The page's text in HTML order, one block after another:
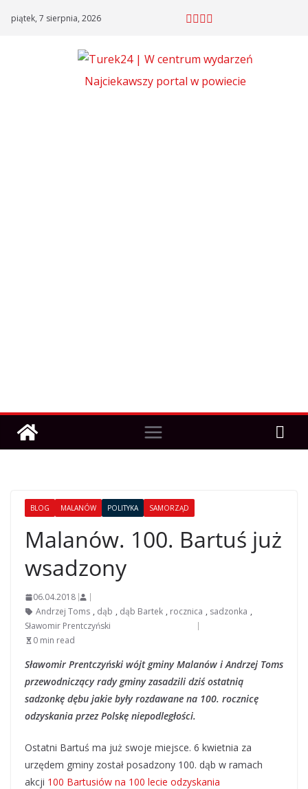
piątek, 7 sierpnia, 2026
Najciekawszy portal w powiecie
BLOG MALANÓW POLITYKA SAMORZĄD
Malanów. 100. Bartuś już
wsadzony
06.04.2018
Andrzej Toms , dąb , dąb Bartek , rocznica , sadzonka ,
Sławomir Prentczyński
0 min read
Sławomir Prentczyński wójt gminy Malanów i Andrzej Toms
przewodniczący rady gminy zasadzili dziś ostatnią
sadzonkę dębu jakie były rozdawane na 100. rocznicę
odzyskania przez Polskę niepodległości.
Ostatni Bartuś ma już swoje miejsce. 6 kwietnia za
urzędem gminy został posadzony 100. dąb w ramach
akcji 100 Bartusiów na 100 lecie odzyskania